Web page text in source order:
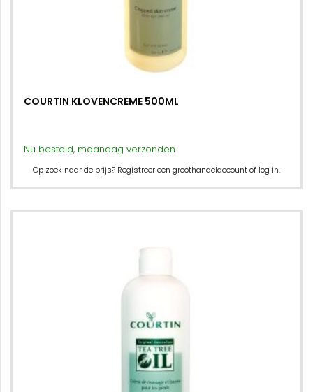
COURTIN KLOVENCREME 500ML
Nu besteld, maandag verzonden
Op zoek naar de prijs? Registreer een groothandelaccount of log in.